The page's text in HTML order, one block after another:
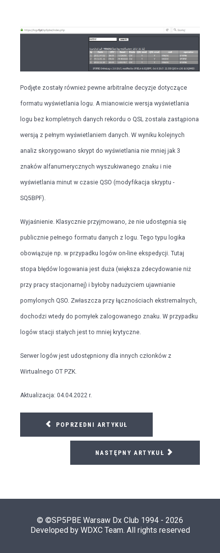
Podjęte zostały również pewne arbitralne decyzje dotyczące
formatu wyświetlania logu. A mianowicie wersja wyświetlania
logu bez kompletnych danych rekordu o QSL została zastąpiona
wersją z pełnym wyświetlaniem danych. W wyniku kolejnych
analiz skorygowano skrypt do wyświetlania nie mniej jak 3
znaków alfanumerycznych wyszukiwanego znaku i nie
wyświetlania minut w czasie QSO (modyfikacja skryptu -
SQ5BPF).
Wyjaśnienie. Klasycznie przyjmowano, że nie udostępnia się
publicznie pełnego formatu danych z logu. Tego typu logika
obowiązuje np. w przypadku logów on-line ekspedycji. Tutaj
stopa błędów logowania jest duża (większa zdecydowanie niż
przy pracy stacjonarnej) i byłoby nadużyciem ujawnianie
pomylonych QSO. Zwłaszcza przy łącznościach ekstremalnych,
dochodzi wtedy do pomyłek zalogowanego znaku. W przypadku
logów stacji stałych jest to mniej krytyczne.
Serwer logów jest udostępniony dla innych członków z
Wirtualnego OT PZK.
Aktualizacja: 04.04.2022 r.
POPRZEDNI ARTYKUŁ
NASTĘPNY ARTYKUŁ
© ©SP5PBE Warsaw Dx Club 1994 - 2026
Developed by WDXC Team. All rights reserved